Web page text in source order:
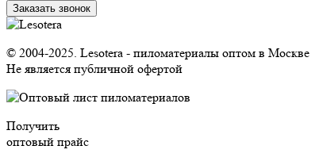
Заказать звонок
© 2004-2025. Lesotera - пиломатериалы оптом в Москве
Не является публичной офертой
Получить
оптовый прайс